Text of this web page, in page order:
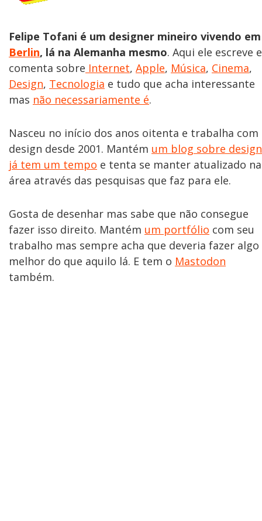
Felipe Tofani é um designer mineiro vivendo em
Berlin, lá na Alemanha mesmo. Aqui ele escreve e
comenta sobre Internet, Apple, Música, Cinema,
Design, Tecnologia e tudo que acha interessante
mas não necessariamente é.
Nasceu no início dos anos oitenta e trabalha com
design desde 2001. Mantém um blog sobre design
já tem um tempo e tenta se manter atualizado na
área através das pesquisas que faz para ele.
Gosta de desenhar mas sabe que não consegue
fazer isso direito. Mantém um portfólio com seu
trabalho mas sempre acha que deveria fazer algo
melhor do que aquilo lá. E tem o Mastodon
também.